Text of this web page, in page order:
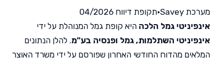
מערכת Savey •תקופת דיווח 04/2026
אינפיניטי גמל הלכה היא קופת גמל המנוהלת על ידי
אינפיניטי השתלמות, גמל ופנסיה בע"מ. להלן הנתונים
המלאים מהדוח החודשי האחרון שפורסם על ידי משרד האוצר